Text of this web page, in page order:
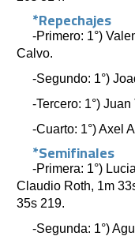
*Repechajes
-Primero: 1°)
Calvo.
-Segundo: 1°)
-Tercero: 1°)
-Cuarto: 1°) Axel
*Semifinales
-Primera: 1°)
Claudio Roth, 1m
35s 219.
-Segunda: 1°)